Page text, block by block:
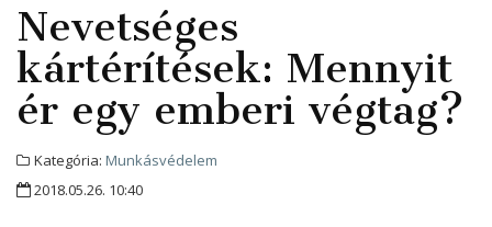
Nevetséges
kártérítések: Mennyit
ér egy emberi végtag?
Kategória: Munkásvédelem
2018.05.26. 10:40